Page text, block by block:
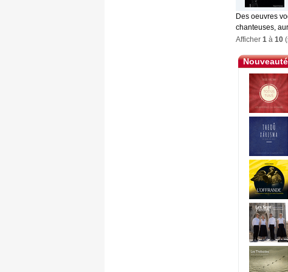
Des oeuvres
chanteuses,
Afficher 1 à 10